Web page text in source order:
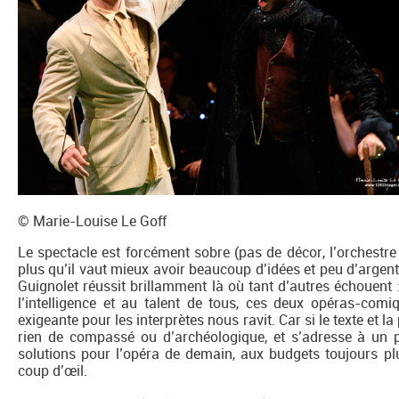
© Marie-Louise Le Goff
Le spectacle est forcément sobre (pas de décor,
plus qu’il vaut mieux avoir beaucoup d’idées et peu
Guignolet réussit brillamment là où tant d’autres
l’intelligence et au talent de tous, ces deux opéras-
exigeante pour les interprètes nous ravit. Car si le texte et
rien de compassé ou d’archéologique, et s’adresse à un
solutions pour l’opéra de demain, aux budgets toujours
coup d’œil.